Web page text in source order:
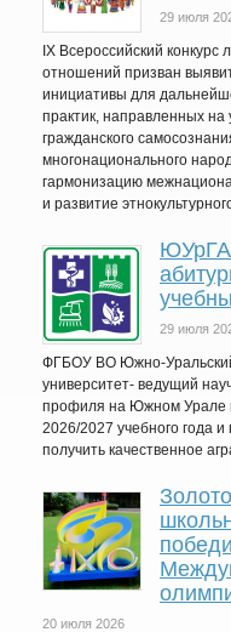
29 июля
IX Всероссийский
отношений призван
инициативы для
практик, направленных
гражданского
многонационального
гармонизацию
и развитие
29 июля
ФГБОУ ВО Южно-
университет- ведущий
профиля на Южном Урале
2026/2027 учебного года
получить качественное
20 июля 2026